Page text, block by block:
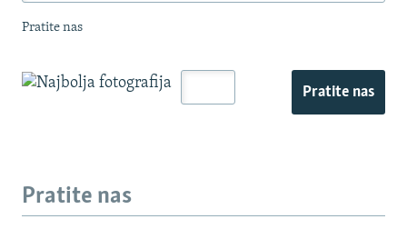
Pratite nas
Pratite nas
Pratite nas